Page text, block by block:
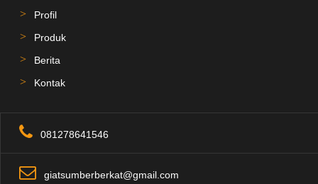
Profil
Produk
Berita
Kontak
081278641546
giatsumberberkat@gmail.com